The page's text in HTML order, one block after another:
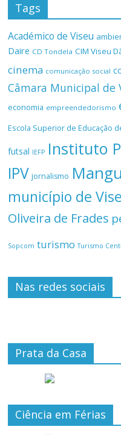
Tags
Académico de Viseu
Daire CD Tondela CIM Viseu
cinema comunicação social
Câmara Municipal de
economia empreendedorismo
Escola Superior de Educação
futsal IEFP Instituto
IPV jornalismo
município de
Oliveira de Frades
Sopcom turismo Turismo
Nas redes sociais
Prata da Casa
Ciência em Férias